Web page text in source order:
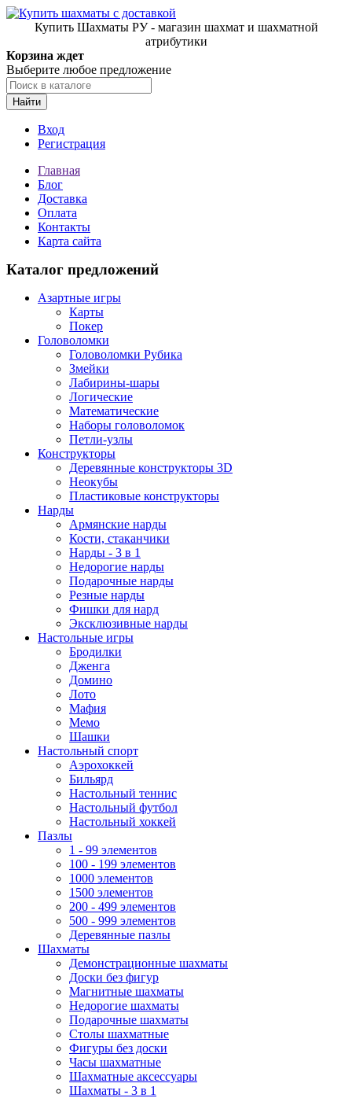
Купить Шахматы РУ - магазин шахмат и шахматной
атрибутики
Корзина ждет
Выберите любое предложение
Найти
Вход
Регистрация
Главная
Блог
Доставка
Оплата
Контакты
Карта сайта
Каталог предложений
Азартные игры
Карты
Покер
Головоломки
Головоломки Рубика
Змейки
Лабирины-шары
Логические
Математические
Наборы головоломок
Петли-узлы
Конструкторы
Деревянные конструкторы 3D
Неокубы
Пластиковые конструкторы
Нарды
Армянские нарды
Кости, стаканчики
Нарды - 3 в 1
Недорогие нарды
Подарочные нарды
Резные нарды
Фишки для нард
Эксклюзивные нарды
Настольные игры
Бродилки
Дженга
Домино
Лото
Мафия
Мемо
Шашки
Настольный спорт
Аэрохоккей
Бильярд
Настольный теннис
Настольный футбол
Настольный хоккей
Пазлы
1 - 99 элементов
100 - 199 элементов
1000 элементов
1500 элементов
200 - 499 элементов
500 - 999 элементов
Деревянные пазлы
Шахматы
Демонстрационные шахматы
Доски без фигур
Магнитные шахматы
Недорогие шахматы
Подарочные шахматы
Столы шахматные
Фигуры без доски
Часы шахматные
Шахматные аксессуары
Шахматы - 3 в 1